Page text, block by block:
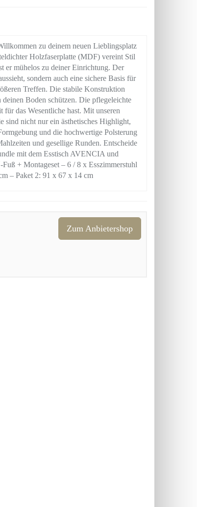
zu deinem neuen Lieblingsplatz
Holzfaserplatte (MDF) vereint Stil
er mühelos zu deiner Einrichtung. Der
sondern auch eine sichere Basis für
Treffen. Die stabile Konstruktion
Boden schützen. Die pflegeleichte
das Wesentliche hast. Mit unseren
sind nicht nur ein ästhetisches Highlight,
und die hochwertige Polsterung
und gesellige Runden. Entscheide
mit dem Esstisch AVENCIA und
+ Montageset – 6 / 8 x Esszimmerstuhl
– Paket 2: 91 x 67 x 14 cm
Zum Anbietershop